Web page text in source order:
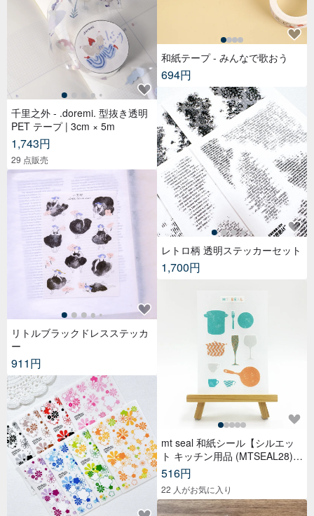
千里之外 - .doremi. 型抜き透明
PET テープ | 3cm × 5m
1,743円
29 点販売
リトルブラックドレスステッカ
ー
911円
和紙テープ - みんなで歌おう
694円
レトロ柄 透明ステッカーセット
1,700円
mt seal 和紙シール【シルエッ
ト キッチン用品 (MTSEAL28)】
2017AW
516円
22 人がお気に入り